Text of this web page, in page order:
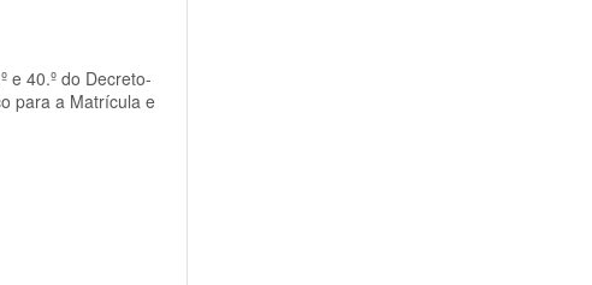
e 40.º do Decreto-
para a Matrícula e